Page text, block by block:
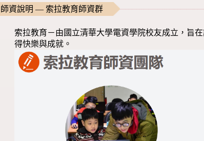
師資說明 — 索拉教育師資群
索拉教育－由國立清華大學電資學院校友成立，旨
得快樂與成就。